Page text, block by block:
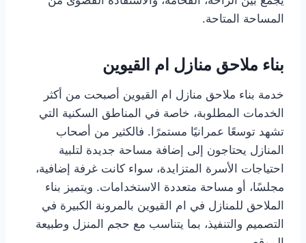
المساحة المتاحة.
بناء ملاحق منازل ام القيوين
خدمة بناء ملاحق منازل ام القيوين أصبحت من أكثر
الخدمات المطلوبة، خاصة في المناطق السكنية التي
تشهد توسعًا عمرانيًا مستمرًا. فالكثير من أصحاب
المنازل يحتاجون إلى إضافة مساحة جديدة لتلبية
احتياجات الأسرة المتزايدة، سواء كانت غرفة إضافية،
مجلسًا، أو مساحة متعددة الاستخدامات. ويتميز بناء
الملاحق للمنازل في ام القيوين بالمرونة الكبيرة في
التصميم والتنفيذ، بما يتناسب مع حجم المنزل وطبيعة